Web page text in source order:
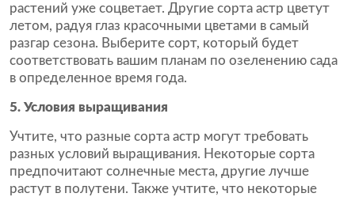
растений уже соцветает. Другие сорта астр цветут
летом, радуя глаз красочными цветами в самый
разгар сезона. Выберите сорт, который будет
соответствовать вашим планам по озеленению сада
в определенное время года.
5. Условия выращивания
Учтите, что разные сорта астр могут требовать
разных условий выращивания. Некоторые сорта
предпочитают солнечные места, другие лучше
растут в полутени. Также учтите, что некоторые